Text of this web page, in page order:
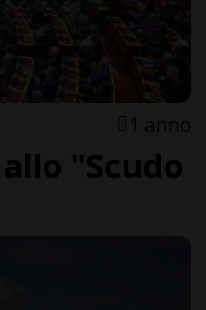
1 anno
"Scudo